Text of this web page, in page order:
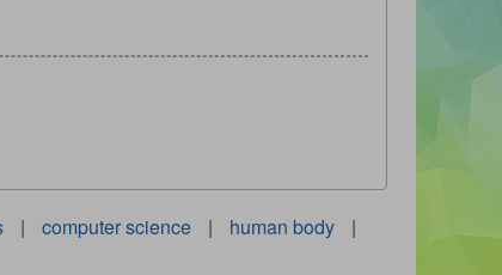
| computer science | human body
|